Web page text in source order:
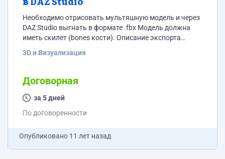
Необходимо отрисовать мультяшную модель и через
DAZ Studio выгнать в формате .fbx Модель должна
иметь скилет (bones кости). Описание экспорта
v=drJBvJiD3GY http://www.youtube.com/watch?
модели. Нужно соблюсти максимальную похожесть и
пропорции модели. Изображения с других ракурсов В
дальнейшем потребуется сделать серию из 5-7
проекте
3D и Визуализация
Договорная
за 5 дней
По договоренности
Опубликовано 11 лет назад